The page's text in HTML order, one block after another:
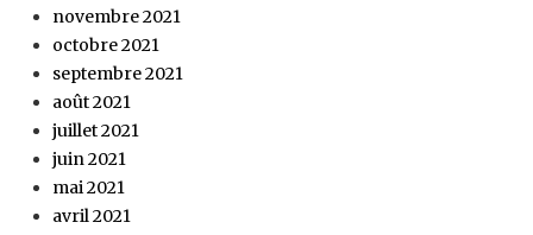
novembre 2021
octobre 2021
septembre 2021
août 2021
juillet 2021
juin 2021
mai 2021
avril 2021